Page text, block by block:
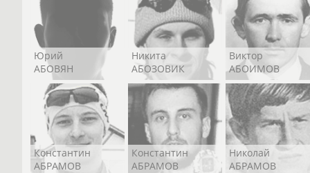
Юрий
АБОВЯН
Никита
АБОЗОВИК
Виктор
АБОИМОВ
Константин
АБРАМОВ
Константин
АБРАМОВ
Николай
АБРАМОВ